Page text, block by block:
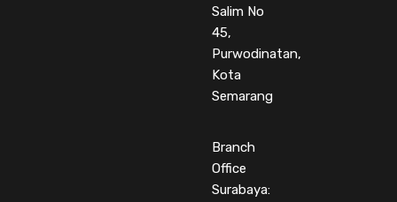
Salim No
45,
Purwodinatan,
Kota
Semarang
Branch
Office
Surabaya: